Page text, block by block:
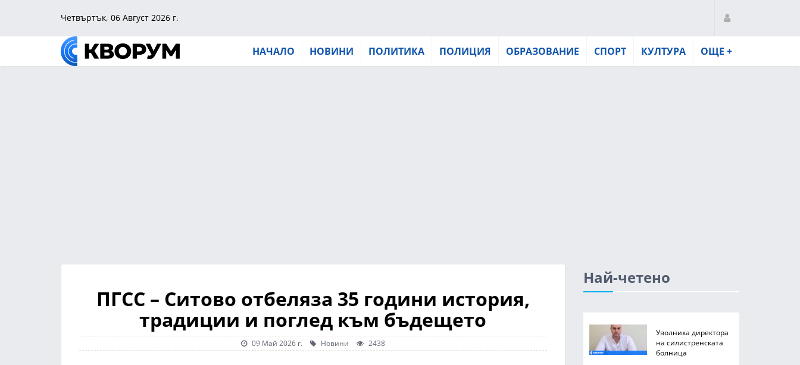
Четвъртък, 06 Август 2026 г.
НАЧАЛО НОВИНИ ПОЛИТИКА ПОЛИЦИЯ ОБРАЗОВАНИЕ СПОРТ КУЛТУРА ОЩЕ +
ПГСС – Ситово отбеляза 35 години история,
традиции и поглед към бъдещето
09 Май 2026 г. Новини 2438
Най-четено
Уволниха директора
на силистренската
болница